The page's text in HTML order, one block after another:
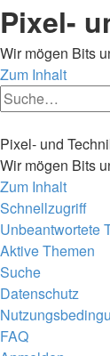
Pixel-
Wir mögen Bits
Zum Inhalt
Pixel- und
Wir mögen Bits
Zum Inhalt
Schnellzugriff
Unbeantwortete
Aktive Themen
Suche
Datenschutz
FAQ